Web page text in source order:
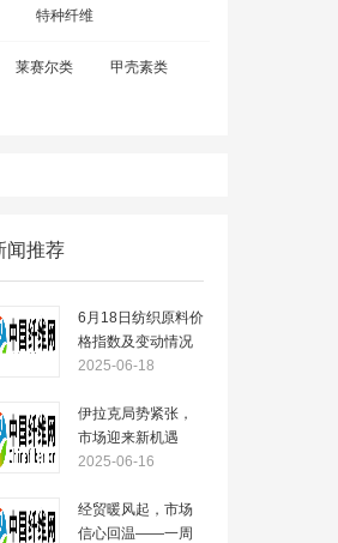
特种纤维
莱赛尔类 甲壳素类
闻推荐
6月18日纺织原料价
格指数及变动情况
2025-06-18
伊拉克局势紧张，
市场迎来新机遇
——一周市场行情
2025-06-16
经贸暖风起，市场
信心回温——一周